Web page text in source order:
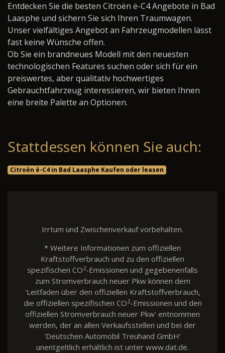
Entdecken Sie die besten Citroën ë-C4 Angebote in Bad
Laasphe und sichern Sie sich Ihren Traumwagen.
Unser vielfältiges Angebot an Fahrzeugmodellen lässt
fast keine Wünsche offen.
Ob Sie ein brandneues Modell mit den neuesten
technologischen Features suchen oder sich für ein
preiswertes, aber qualitativ hochwertiges
Gebrauchtfahrzeug interessieren, wir bieten Ihnen
eine breite Palette an Optionen.
Stattdessen können Sie auch:
Citroën ë-C4 in Bad Laasphe Kaufen oder leasen
Irrtum und Zwischenverkauf vorbehalten.
* Weitere Informationen zum offiziellen
Kraftstoffverbrauch und zu den offiziellen
spezifischen CO2-Emissionen und gegebenenfalls
zum Stromverbrauch neuer Pkw können dem
'Leitfaden über den offiziellen Kraftstoffverbrauch,
die offiziellen spezifischen CO2-Emissionen und den
offiziellen Stromverbrauch neuer Pkw' entnommen
werden, der an allen Verkaufsstellen und bei der
'Deutschen Automobil Treuhand GmbH'
unentgeltlich erhältlich ist unter www.dat.de.